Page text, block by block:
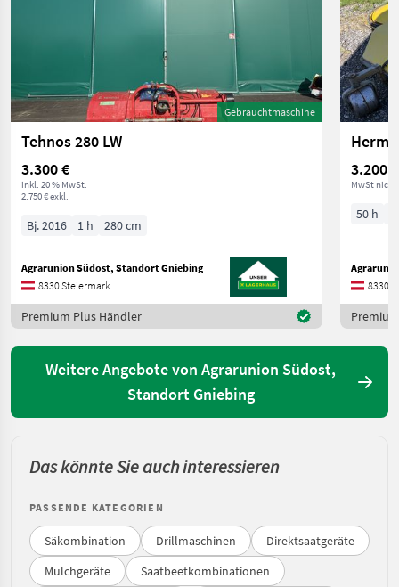
Gebrauchtmaschine
Tehnos 280 LW
3.300 €
inkl. 20 % MwSt.
2.750 € exkl.
Bj. 2016 1 h 280 cm
Agrarunion Südost, Standort Gniebing
8330 Steiermark
Premium Plus Händler
3.200 €
MwSt
50 h
8330
Weitere Angebote von Agrarunion Südost,
Standort Gniebing
Das könnte Sie auch interessieren
PASSENDE KATEGORIEN
Säkombination Drillmaschinen
Direktsaatgeräte
Mulchgeräte
Saatbeetkombinationen